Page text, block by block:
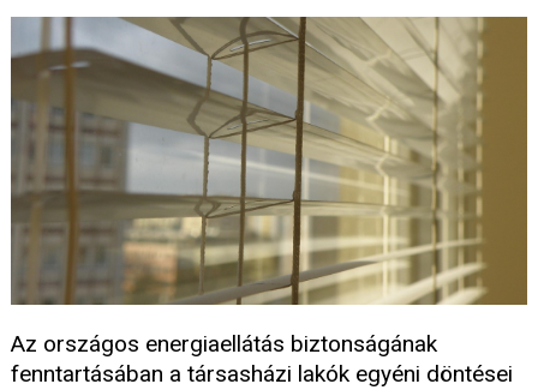
Az országos energiaellátás biztonságának
fenntartásában a társasházi lakók egyéni döntései